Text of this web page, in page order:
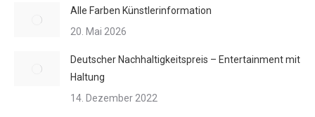
Alle Farben Künstlerinformation
20. Mai 2026
Deutscher Nachhaltigkeitspreis – Entertainment mit
Haltung
14. Dezember 2022